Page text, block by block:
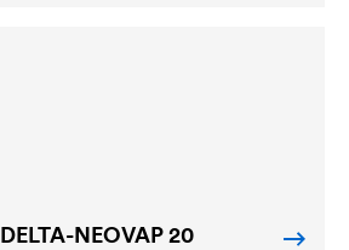
DELTA-NEOVAP 20